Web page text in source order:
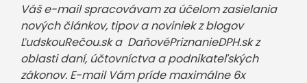
Váš e-mail spracovávam za účelom zasielania
nových článkov, tipov a noviniek z blogov
ĽudskouRečou.sk a DaňovéPriznanieDPH.sk z
oblasti daní, účtovníctva a podnikateľských
zákonov. E-mail Vám príde maximálne 6x